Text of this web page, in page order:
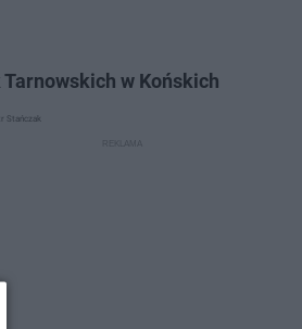
Tarnowskich w Końskich
Stańczak